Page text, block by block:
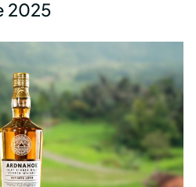
2025